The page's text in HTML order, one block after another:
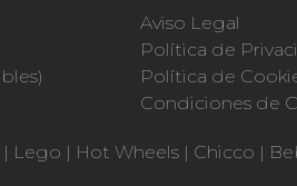
Aviso Legal
Política de
Política de
Condiciones de
| Lego | Hot Wheels | Chicco |